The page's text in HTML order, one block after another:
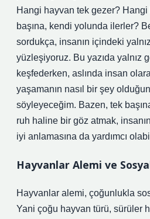
Hangi hayvan tek gezer?
başına, kendi yolunda ilerler?
sordukça, insanın içindeki
yüzleşiyoruz. Bu yazıda yalnız
keşfederken, aslında insan
yaşamanın nasıl bir şey
söyleyeceğim. Bazen, tek
ruh haline bir göz atmak,
iyi anlamasına da yardımcı
Hayvanlar Alemi ve
Hayvanlar alemi, çoğunlukla
Yani çoğu hayvan türü, sürüler